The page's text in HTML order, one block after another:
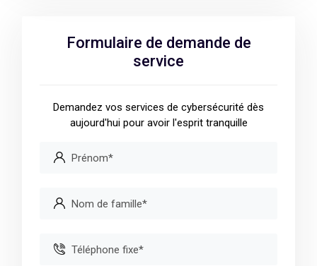
Formulaire de demande de
service
Demandez vos services de cybersécurité dès
aujourd'hui pour avoir l'esprit tranquille